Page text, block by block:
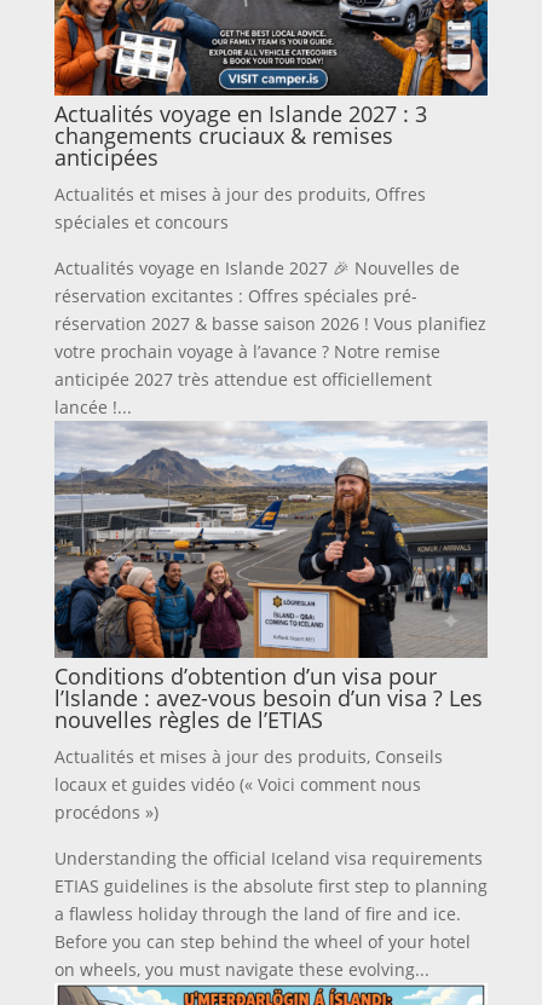
Actualités voyage en Islande 2027 : 3
changements cruciaux & remises
anticipées
Actualités et mises à jour des produits, Offres
spéciales et concours
Actualités voyage en Islande 2027 🎉 Nouvelles de
réservation excitantes : Offres spéciales pré-
réservation 2027 & basse saison 2026 ! Vous planifiez
votre prochain voyage à l’avance ? Notre remise
anticipée 2027 très attendue est officiellement
lancée !...
Conditions d’obtention d’un visa pour
l’Islande : avez-vous besoin d’un visa ? Les
nouvelles règles de l’ETIAS
Actualités et mises à jour des produits, Conseils
locaux et guides vidéo (« Voici comment nous
procédons »)
Understanding the official Iceland visa requirements
ETIAS guidelines is the absolute first step to planning
a flawless holiday through the land of fire and ice.
Before you can step behind the wheel of your hotel
on wheels, you must navigate these evolving...